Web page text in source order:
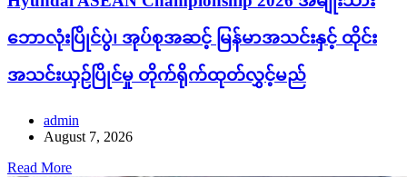
ဘောလုံးပြိုင်ပွဲ၊ အုပ်စုအဆင့် မြန်မာအသင်းနှင့် ထိုင်း
အသင်းယှဉ်ပြိုင်မှု တိုက်ရိုက်ထုတ်လွှင့်မည်
admin
August 7, 2026
Read More